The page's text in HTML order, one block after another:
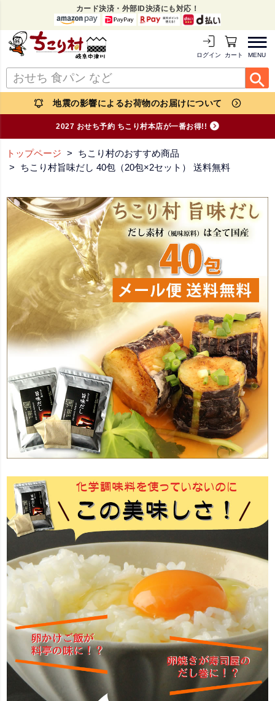
カード決済・外部ID決済にも対応！
MENU
ログイン カートを見る
地震の影響によるお荷物のお届けについて
2027 おせち予約 ちこり村本店が一番お得!!
トップページ
ちこり村のおすすめ商品
ちこり村旨味だし 40包（20包×2セット） 送料無料